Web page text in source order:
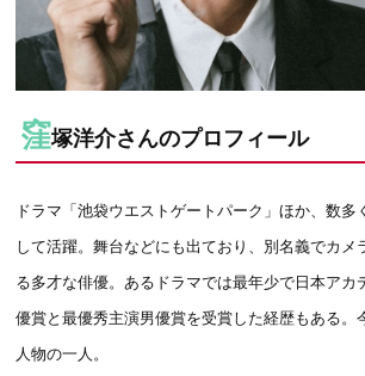
窪塚洋介さんのプロフィール
ドラマ「池袋ウエストゲートパーク」ほか、数多
して活躍。舞台などにも出ており、別名義でカメ
る多才な俳優。あるドラマでは最年少で日本アカ
優賞と最優秀主演男優賞を受賞した経歴もある。
人物の一人。